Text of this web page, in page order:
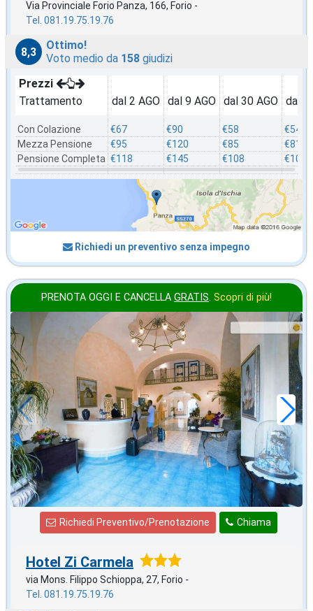
Via Provinciale Forio Panza, 166, Forio -
Tel. 081.19.75.19.76
8,3
Ottimo!
Voto medio da 158 giudizi
Prezzi
Trattamento
Con Colazione
Mezza Pensione
Pensione Completa
dal 2 AGO
€67
€95
€118
dal 9 AGO
€90
€120
€145
dal 30 AGO
€58
€85
€108
dal
€54
€81
€103
Richiedi un preventivo senza impegno
PRENOTA OGGI E CANCELLA GRATIS. Scopri di più!
in offerta da
€ ,71
a notte
Chiama
Richiedi Preventivo/Prenotazione
Hotel Zi Carmela
via Mons. Filippo Schioppa, 27, Forio -
Tel. 081.19.75.19.76